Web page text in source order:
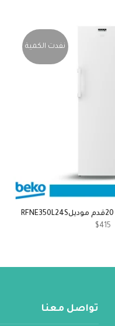
نفدت الكمية
$415
تواصل معنا